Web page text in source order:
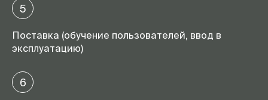
5
Поставка (обучение пользователей, ввод в
эксплуатацию)
6